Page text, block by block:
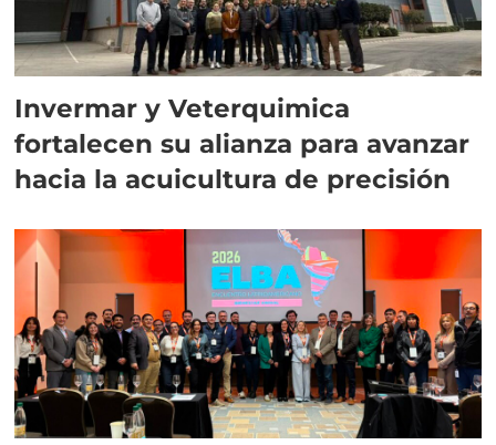
Invermar y Veterquimica
fortalecen su alianza para avanzar
hacia la acuicultura de precisión